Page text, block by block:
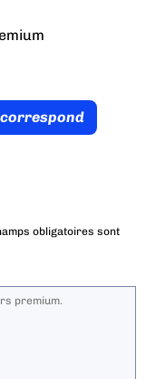
correspond
obligatoires sont